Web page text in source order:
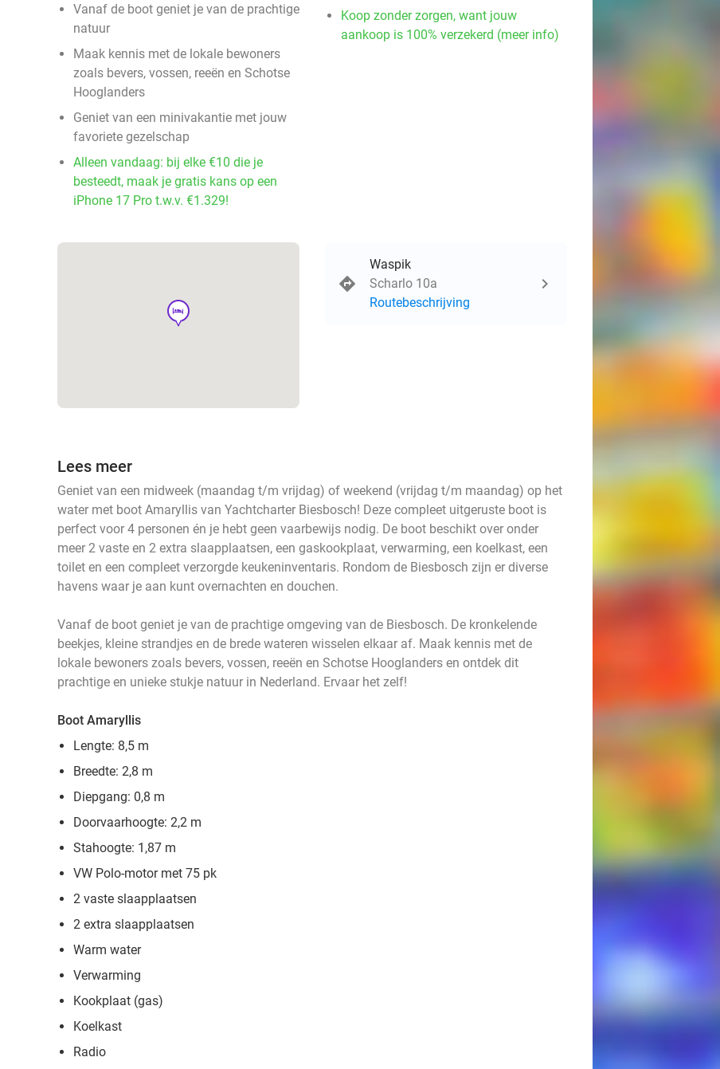
Vanaf de boot geniet je van de prachtige
natuur
Maak kennis met de lokale bewoners
zoals bevers, vossen, reeën en Schotse
Hooglanders
Geniet van een minivakantie met jouw
favoriete gezelschap
Alleen vandaag: bij elke €10 die je
besteedt, maak je gratis kans op een
iPhone 17 Pro t.w.v. €1.329!
Koop zonder zorgen, want jouw
aankoop is 100% verzekerd (meer info)
hotel
Waspik
Scharlo 10a
Routebeschrijving
Lees meer
Geniet van een midweek (maandag t/m vrijdag) of weekend (vrijdag t/m maandag) op het
water met boot Amaryllis van Yachtcharter Biesbosch! Deze compleet uitgeruste boot is
perfect voor 4 personen én je hebt geen vaarbewijs nodig. De boot beschikt over onder
meer 2 vaste en 2 extra slaapplaatsen, een gaskookplaat, verwarming, een koelkast, een
toilet en een compleet verzorgde keukeninventaris. Rondom de Biesbosch zijn er diverse
havens waar je aan kunt overnachten en douchen.
Vanaf de boot geniet je van de prachtige omgeving van de Biesbosch. De kronkelende
beekjes, kleine strandjes en de brede wateren wisselen elkaar af. Maak kennis met de
lokale bewoners zoals bevers, vossen, reeën en Schotse Hooglanders en ontdek dit
prachtige en unieke stukje natuur in Nederland. Ervaar het zelf!
Boot Amaryllis
Lengte: 8,5 m
Breedte: 2,8 m
Diepgang: 0,8 m
Doorvaarhoogte: 2,2 m
Stahoogte: 1,87 m
VW Polo-motor met 75 pk
2 vaste slaapplaatsen
2 extra slaapplaatsen
Warm water
Verwarming
Kookplaat (gas)
Koelkast
Radio